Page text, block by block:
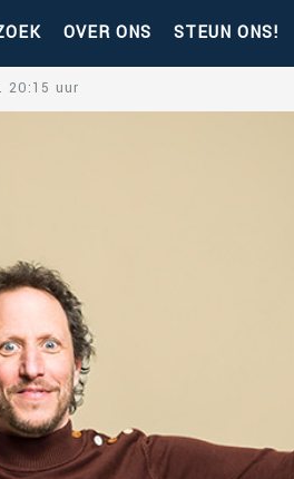
STEUN ONS!
OVER ONS
20:15 uur